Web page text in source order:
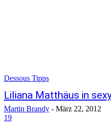
Dessous Tipps
Liliana Matthäus in
Martin Brandy - März 22, 2012
19